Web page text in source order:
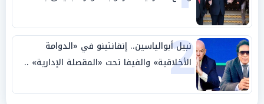
وحليفه في «ميتم استراتيجي»
2
نبيل أبوالياسين.. إنفانتينو في «الدوامة
الأخلاقية» والفيفا تحت «المقصلة الإدارية» ..
«عبادة العرش وجنازة المصداقية»